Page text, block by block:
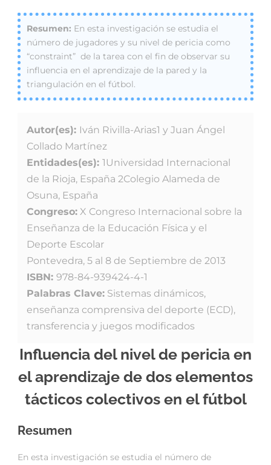
En esta investigación se estudia el
número de jugadores y su nivel de pericia como
“constraint” de la tarea con el fin de observar su
influencia en el aprendizaje de la pared y la
triangulación en el fútbol.
Autor(es): Iván Rivilla-Arias1 y Juan Ángel
Collado Martínez
Entidades(es): 1Universidad Internacional
de la Rioja, España 2Colegio Alameda de
Osuna, España
Congreso: X Congreso Internacional sobre la
Enseñanza de la Educación Física y el
Deporte Escolar
Pontevedra, 5 al 8 de Septiembre de 2013
ISBN: 978-84-939424-4-1
Palabras Clave: Sistemas dinámicos,
enseñanza comprensiva del deporte (ECD),
transferencia y juegos modificados
Influencia del nivel de pericia en
el aprendizaje de dos elementos
tácticos colectivos en el fútbol
Resumen
En esta investigación se estudia el número de